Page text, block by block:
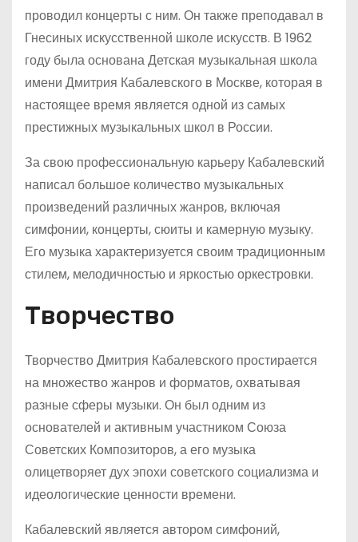
проводил концерты с ним. Он также преподавал в
Гнесиных искусственной школе искусств. В 1962
году была основана Детская музыкальная школа
имени Дмитрия Кабалевского в Москве, которая в
настоящее время является одной из самых
престижных музыкальных школ в России.
За свою профессиональную карьеру Кабалевский
написал большое количество музыкальных
произведений различных жанров, включая
симфонии, концерты, сюиты и камерную музыку.
Его музыка характеризуется своим традиционным
стилем, мелодичностью и яркостью оркестровки.
Творчество
Творчество Дмитрия Кабалевского простирается
на множество жанров и форматов, охватывая
разные сферы музыки. Он был одним из
основателей и активным участником Союза
Советских Композиторов, а его музыка
олицетворяет дух эпохи советского социализма и
идеологические ценности времени.
Кабалевский является автором симфоний,